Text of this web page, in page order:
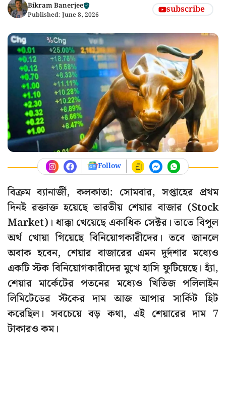
Bikram Banerjee
Published: June 8, 2026 subscribe
Follow
বিক্রম ব্যানার্জী, কলকাতা: সোমবার, সপ্তাহের প্রথম
দিনই রক্তাক্ত হয়েছে ভারতীয় শেয়ার বাজার (Stock
Market)। ধাক্কা খেয়েছে একাধিক সেক্টর। তাতে বিপুল
অর্থ খোয়া গিয়েছে বিনিয়োগকারীদের। তবে জানলে
অবাক হবেন, শেয়ার বাজারের এমন দুর্দশার মধ্যেও
একটি স্টক বিনিয়োগকারীদের মুখে হাসি ফুটিয়েছে। হ্যাঁ,
শেয়ার মার্কেটের পতনের মধ্যেও খিতিজ পলিলাইন
লিমিটেডের স্টকের দাম আজ আপার সার্কিট হিট
করেছিল। সবচেয়ে বড় কথা, এই শেয়ারের দাম 7
টাকারও কম।